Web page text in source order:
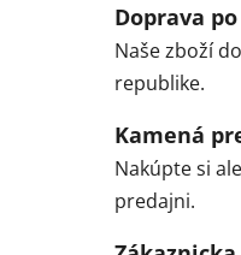
Doprava
Naše zboží
republike.
Kamená
Nakúpte si
predajni.